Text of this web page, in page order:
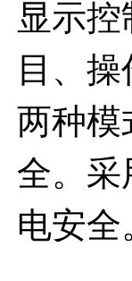
显示
目、
两种模
全。采
电安全